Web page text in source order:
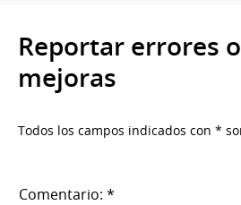
Reportar errores
mejoras
Todos los campos indicados con *
Comentario: *